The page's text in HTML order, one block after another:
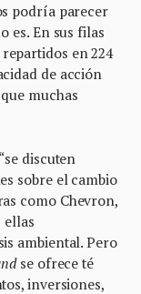
podría parecer
es. En sus filas
en 224
de acción
muchas
discuten
sobre el cambio
como Chevron,
ellas
ambiental. Pero
se ofrece té
inversiones,